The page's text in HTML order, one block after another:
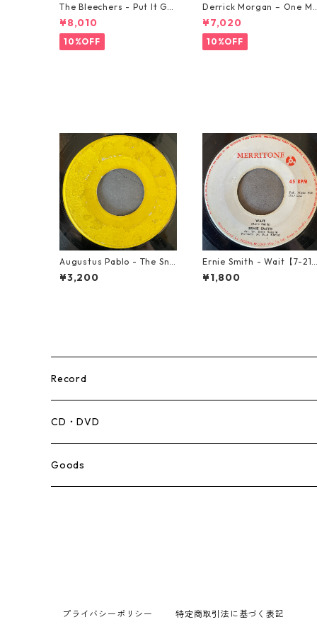
The Bleechers - Put It Go
od 【7-21637】
¥8,010
10%OFF
Derrick Morgan – One
rning In May【7-21653】
¥7,020
10%OFF
Augustus Pablo - The Sni
per【7-21945】
¥3,200
Ernie Smith - Wait【7-219
60】
¥1,800
Record
Mento,Calypso,Ballad
Ska
CD・DVD
Goods
プライバシーポリシー 特定商取引法に基づく表記